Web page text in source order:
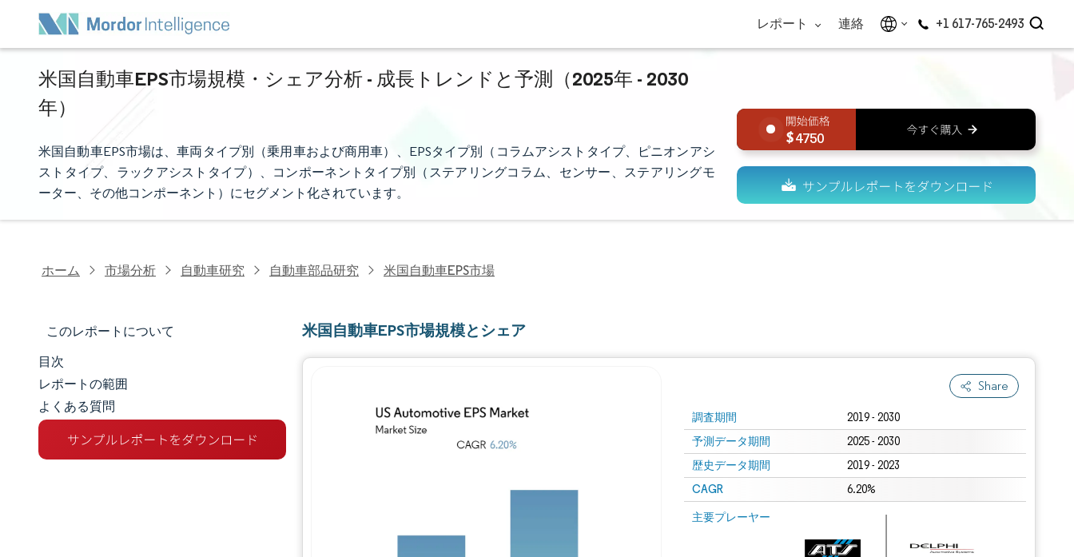
レポート 連絡 +1 617-765-2493
米国自動車EPS市場規模・シェア分析 - 成長トレンドと予測（2025年 - 2030
年）
米国自動車EPS市場は、車両タイプ別（乗用車および商用車）、EPSタイプ別（コラムアシストタイプ、ピニオンアシ
ストタイプ、ラックアシストタイプ）、コンポーネントタイプ別（ステアリングコラム、センサー、ステアリングモ
ーター、その他コンポーネント）にセグメント化されています。
4750
ホーム 市場分析 自動車研究 自動車部品研究 米国自動車EPS市場
このレポートについて
マーケットスナップショット
市場概要
主な市場動向
目次
レポートの範囲
よくある質問
米国自動車EPS市場規模とシェア
Share
調査期間 2019 - 2030
予測データ期間 2025 - 2030
歴史データ期間 2019 - 2023
CAGR 6.20%
主要プレーヤー